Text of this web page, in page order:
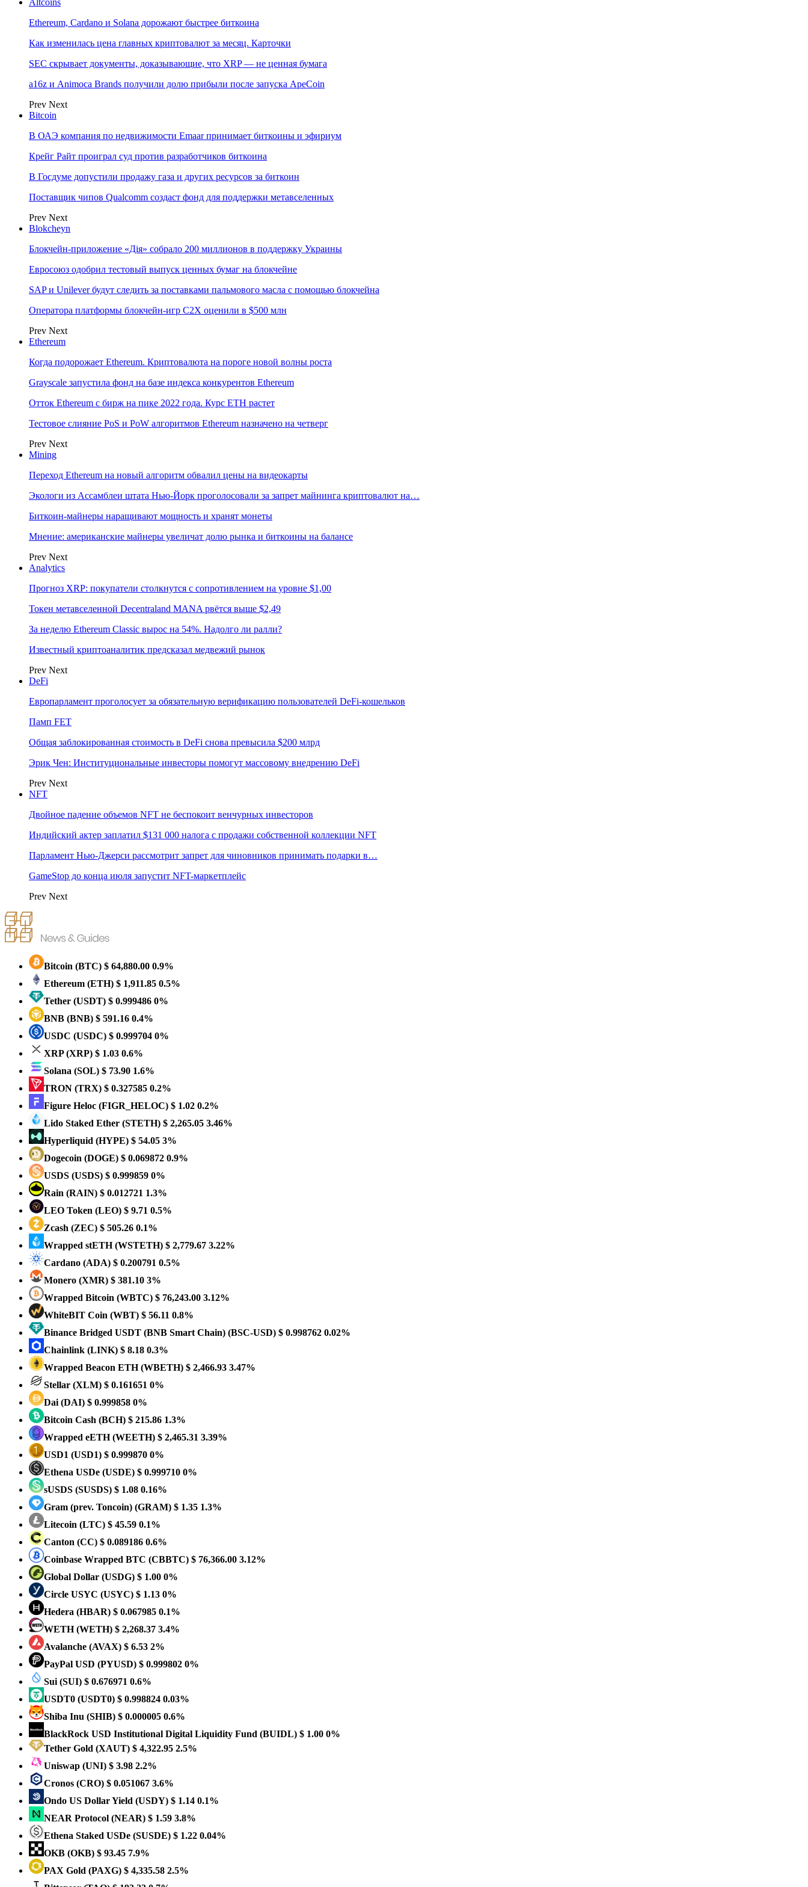
Altcoins
Ethereum, Cardano и Solana дорожают быстрее биткоина
Как изменилась цена главных криптовалют за месяц. Карточки
SEC скрывает документы, доказывающие, что XRP — не ценная бумага
a16z и Animoca Brands получили долю прибыли после запуска ApeCoin
Prev Next
Bitcoin
В ОАЭ компания по недвижимости Emaar принимает биткоины и эфириум
Крейг Райт проиграл суд против разработчиков биткоина
В Госдуме допустили продажу газа и других ресурсов за биткоин
Поставщик чипов Qualcomm создаст фонд для поддержки метавселенных
Prev Next
Blokcheyn
Блокчейн-приложение «Дія» собрало 200 миллионов в поддержку Украины
Евросоюз одобрил тестовый выпуск ценных бумаг на блокчейне
SAP и Unilever будут следить за поставками пальмового масла с помощью блокчейна
Оператора платформы блокчейн-игр C2X оценили в $500 млн
Prev Next
Ethereum
Когда подорожает Ethereum. Криптовалюта на пороге новой волны роста
Grayscale запустила фонд на базе индекса конкурентов Ethereum
Отток Ethereum с бирж на пике 2022 года. Курс ETH растет
Тестовое слияние PoS и PoW алгоритмов Ethereum назначено на четверг
Prev Next
Mining
Переход Ethereum на новый алгоритм обвалил цены на видеокарты
Экологи из Ассамблеи штата Нью-Йорк проголосовали за запрет майнинга криптовалют на…
Биткоин-майнеры наращивают мощность и хранят монеты
Мнение: американские майнеры увеличат долю рынка и биткоины на балансе
Prev Next
Analytics
Прогноз XRP: покупатели столкнутся с сопротивлением на уровне $1,00
Токен метавселенной Decentraland MANA рвётся выше $2,49
За неделю Ethereum Classic вырос на 54%. Надолго ли ралли?
Известный криптоаналитик предсказал медвежий рынок
Prev Next
DeFi
Европарламент проголосует за обязательную верификацию пользователей DeFi-кошельков
Памп FET
Общая заблокированная стоимость в DeFi снова превысила $200 млрд
Эрик Чен: Институциональные инвесторы помогут массовому внедрению DeFi
Prev Next
NFT
Двойное падение объемов NFT не беспокоит венчурных инвесторов
Индийский актер заплатил $131 000 налога c продажи собственной коллекции NFT
Парламент Нью-Джерси рассмотрит запрет для чиновников принимать подарки в…
GameStop до конца июля запустит NFT-маркетплейс
Prev Next
Bitcoin (BTC) $ 64,880.00 0.9%
Ethereum (ETH) $ 1,911.85 0.5%
Tether (USDT) $ 0.999486 0%
BNB (BNB) $ 591.16 0.4%
USDC (USDC) $ 0.999704 0%
XRP(XRP) $ 1.03 0.6%
Solana (SOL) $ 73.90 1.6%
TRON (TRX) $ 0.327585 0.2%
Figure Heloc (FIGR_HELOC) $ 1.02 0.2%
Lido Staked Ether (STETH) $ 2,265.05 3.46%
Hyperliquid (HYPE) $ 54.05 3%
Dogecoin (DOGE) $ 0.069872 0.9%
USDS (USDS) $ 0.999859 0%
Rain (RAIN) $ 0.012721 1.3%
LEO Token (LEO) $ 9.71 0.5%
Zcash (ZEC) $ 505.26 0.1%
Wrapped stETH(WSTETH) $ 2,779.67 3.22%
Cardano (ADA) $ 0.200791 0.5%
Monero (XMR) $ 381.10 3%
Wrapped Bitcoin (WBTC) $ 76,243.00 3.12%
WhiteBIT Coin (WBT) $ 56.11 0.8%
Binance Bridged USDT (BNB Smart Chain) (BSC-USD) $ 0.998762 0.02%
Chainlink (LINK) $ 8.18 0.3%
Wrapped Beacon ETH(WBETH) $ 2,466.93 3.47%
Stellar (XLM) $ 0.161651 0%
Dai (DAI) $ 0.999858 0%
Bitcoin Cash (BCH) $ 215.86 1.3%
Wrapped eETH(WEETH) $ 2,465.31 3.39%
USD1 (USD1) $ 0.999870 0%
Ethena USDe (USDE) $ 0.999710 0%
sUSDS (SUSDS) $ 1.08 0.16%
Gram (prev. Toncoin) (GRAM) $ 1.35 1.3%
Litecoin (LTC) $ 45.59 0.1%
Canton (CC) $ 0.089186 0.6%
Coinbase Wrapped BTC (CBBTC) $ 76,366.00 3.12%
Global Dollar (USDG) $ 1.00 0%
Circle USYC (USYC) $ 1.13 0%
Hedera (HBAR) $ 0.067985 0.1%
WETH(WETH) $ 2,268.37 3.4%
Avalanche (AVAX) $ 6.53 2%
PayPal USD (PYUSD) $ 0.999802 0%
Sui (SUI) $ 0.676971 0.6%
USDT0 (USDT0) $ 0.998824 0.03%
Shiba Inu (SHIB) $ 0.000005 0.6%
BlackRock USD Institutional Digital Liquidity Fund (BUIDL) $ 1.00 0%
Tether Gold (XAUT) $ 4,322.95 2.5%
Uniswap (UNI) $ 3.98 2.2%
Cronos (CRO) $ 0.051067 3.6%
Ondo US Dollar Yield (USDY) $ 1.14 0.1%
NEAR Protocol (NEAR) $ 1.59 3.8%
Ethena Staked USDe (SUSDE) $ 1.22 0.04%
OKB (OKB) $ 93.45 7.9%
PAX Gold (PAXG) $ 4,335.58 2.5%